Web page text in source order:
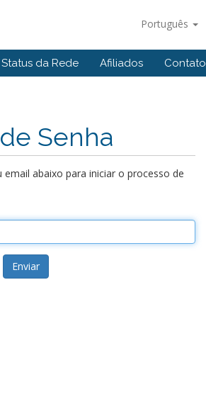
Português
Status da Rede Afiliados Contato
Senha
email abaixo para iniciar o processo de
Enviar